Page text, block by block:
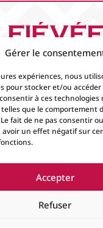
Gérer le
expériences, nous
pour stocker et/ou
à ces
que le comportement
fait de ne pas consentir
un effet négatif sur
Accepter
Refuser
Contact Boutique
Conditions
Tous droits réservés.